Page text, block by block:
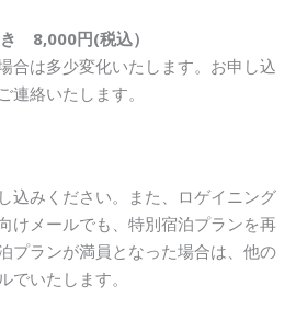
8,000円(税込）
合は多少変化いたします。お申し込
連絡いたします。
込みください。また、ロゲイニング
けメールでも、特別宿泊プランを再
プランが満員となった場合は、他の
でいたします。